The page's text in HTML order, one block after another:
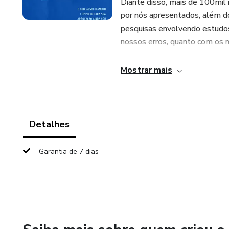
por nós apresentados, além
pesquisas envolvendo
nossos erros, quanto com os
Dessa forma você receberá
Mostrar mais
Detalhes
Garantia de 7 dias